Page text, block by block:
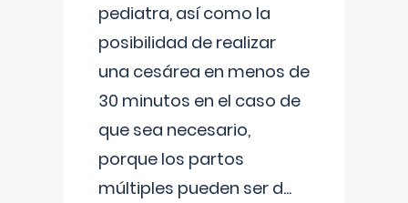
pediatra, así como la
posibilidad de realizar
una cesárea en menos de
30 minutos en el caso de
que sea necesario,
porque los partos
múltiples pueden ser d...